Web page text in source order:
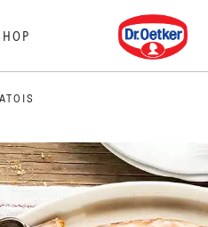
Dr. Oetker